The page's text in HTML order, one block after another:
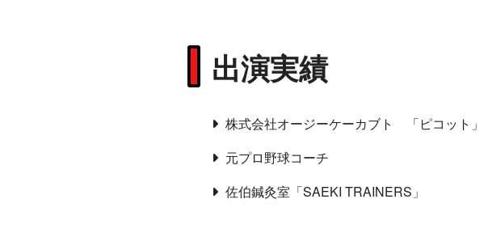
出演実績
株式会社オージーケーカブト 「ピコット」
元プロ野球コーチ
佐伯鍼灸室「SAEKI TRAINERS」